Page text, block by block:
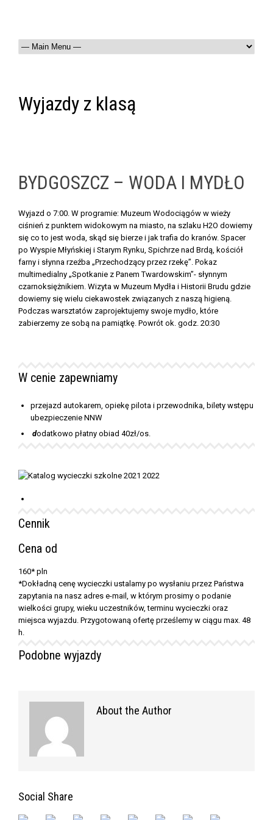
Wyjazdy z klasą
BYDGOSZCZ – WODA I MYDŁO
Wyjazd o 7:00. W programie: Muzeum Wodociągów w wieży
ciśnień z punktem widokowym na miasto, na szlaku H2O dowiemy
się co to jest woda, skąd się bierze i jak trafia do kranów. Spacer
po Wyspie Młyńskiej i Starym Rynku, Spichrze nad Brdą, kościół
farny i słynna rzeźba „Przechodzący przez rzekę”. Pokaz
multimedialny „Spotkanie z Panem Twardowskim”- słynnym
czarnoksiężnikiem. Wizyta w Muzeum Mydła i Historii Brudu gdzie
dowiemy się wielu ciekawostek związanych z naszą higieną.
Podczas warsztatów zaprojektujemy swoje mydło, które
zabierzemy ze sobą na pamiątkę. Powrót ok. godz. 20:30
W cenie zapewniamy
przejazd autokarem, opiekę pilota i przewodnika, bilety wstępu
ubezpieczenie NNW
dodatkowo płatny obiad 40zł/os.
Cennik
Cena od
160* pln
*Dokładną cenę wycieczki ustalamy po wysłaniu przez Państwa
zapytania na nasz adres e-mail, w którym prosimy o podanie
wielkości grupy, wieku uczestników, terminu wycieczki oraz
miejsca wyjazdu. Przygotowaną ofertę prześlemy w ciągu max. 48
h.
Podobne wyjazdy
About the Author
Social Share